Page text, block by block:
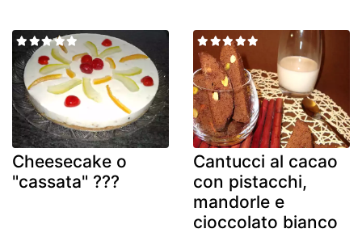
Cheesecake o
"cassata" ???
Cantucci al cacao
con pistacchi,
mandorle e
cioccolato bianco